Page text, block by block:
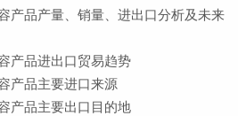
产品产量、销量、进出口分析及未来
产品进出口贸易趋势
产品主要进口来源
产品主要出口目的地